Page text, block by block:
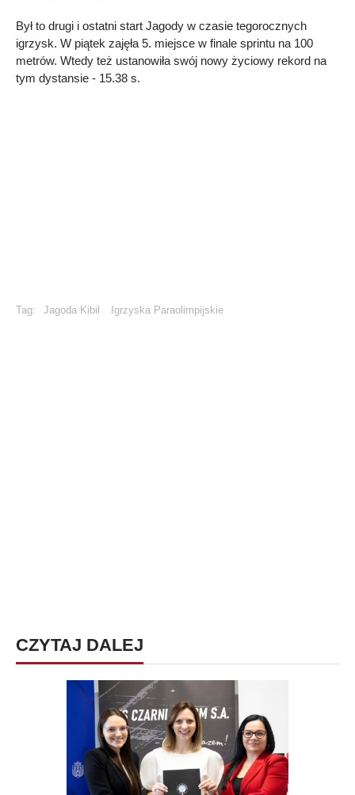
Był to drugi i ostatni start Jagody w czasie tegorocznych
igrzysk. W piątek zajęła 5. miejsce w finale sprintu na 100
metrów. Wtedy też ustanowiła swój nowy życiowy rekord na
tym dystansie - 15.38 s.
Tag: Jagoda Kibil Igrzyska Paraolimpijskie
CZYTAJ DALEJ